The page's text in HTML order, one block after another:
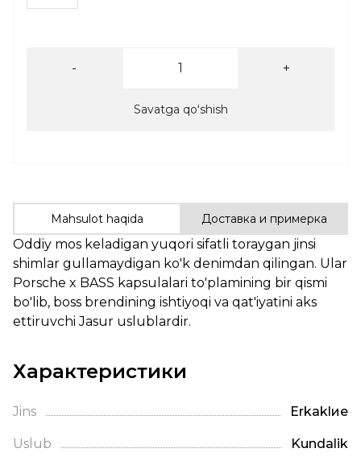
- +
Savatga qoʻshish
Mahsulot haqida Доставка и примерка
Oddiy mos keladigan yuqori sifatli toraygan jinsi
shimlar gullamaydigan ko'k denimdan qilingan. Ular
Porsche x BASS kapsulalari to'plamining bir qismi
bo'lib, boss brendining ishtiyoqi va qat'iyatini aks
ettiruvchi Jasur uslublardir.
Характеристики
Jins Erkaklие
Uslub Kundalik